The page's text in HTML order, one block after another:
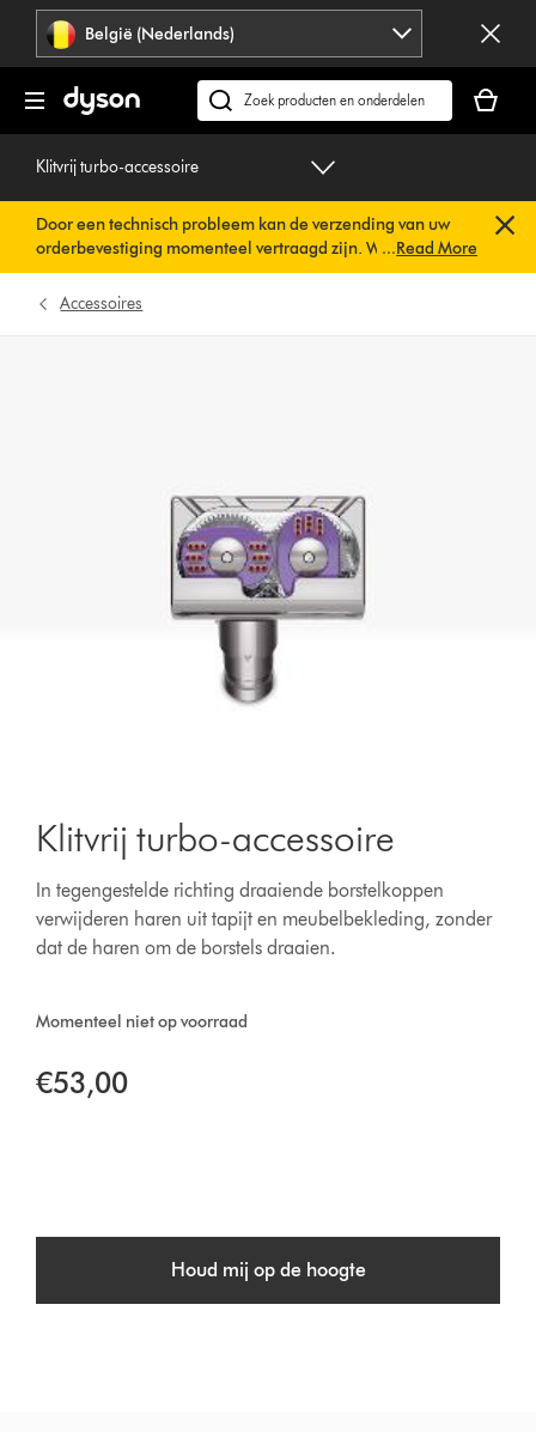
Navigatie
overslaan
België (Nederlands)
Zoek
op
is
Klitvrij turbo-accessoire
Door een technisch probleem kan de verzending van uw
orderbevestiging momenteel vertraagd zijn. We werken al
aan een snelle oplossing.U hoeft verder niets te doen. Uw
orderbevestiging wordt binnenkort automatisch naar u
...Read More
Accessoires
Klitvrij turbo-accessoire
In tegengestelde richting draaiende borstelkoppen
verwijderen haren uit tapijt en meubelbekleding, zonder
dat de haren om de borstels draaien.
Momenteel niet op voorraad
€53,00
Houd mij op de hoogte